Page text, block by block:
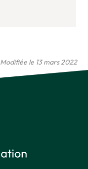
Modifiée le 13 mars 2022